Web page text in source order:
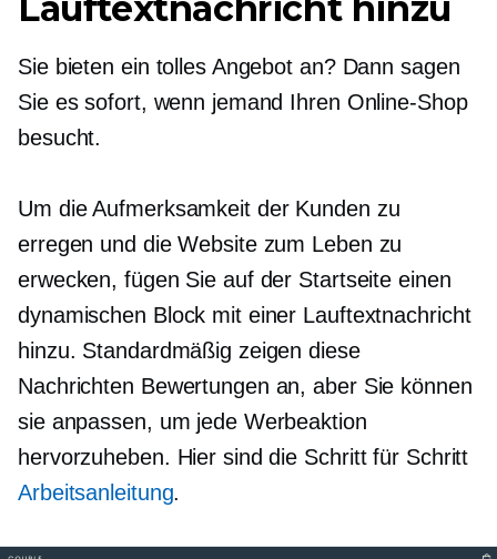
Sie bieten ein tolles Angebot an? Dann sagen
Sie es sofort, wenn jemand Ihren Online-Shop
besucht.
Um die Aufmerksamkeit der Kunden zu
erregen und die Website zum Leben zu
erwecken, fügen Sie auf der Startseite einen
dynamischen Block mit einer Lauftextnachricht
hinzu. Standardmäßig zeigen diese
Nachrichten Bewertungen an, aber Sie können
sie anpassen, um jede Werbeaktion
hervorzuheben. Hier sind die Schritt für Schritt
Arbeitsanleitung.